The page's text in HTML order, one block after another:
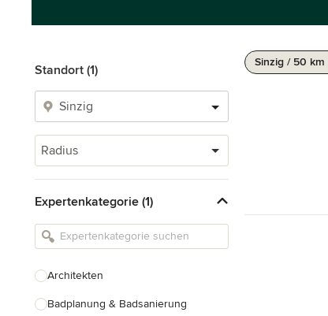
Standort (1)
Radius
Expertenkategorie (1)
Architekten
Badplanung & Badsanierung
Sinzig / 50 km